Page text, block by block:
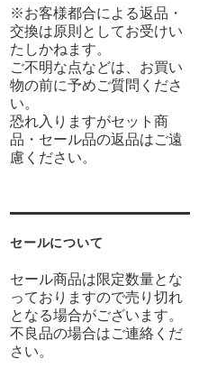
※お客様都合による返品・
交換は原則としてお受けい
たしかねます。
ご不明な点などは、お買い
物の前に予めご質問くださ
い。
恐れ入りますがセット商
品・セール品の返品はご遠
慮ください。
セールについて
セール商品は限定数量とな
っておりますので売り切れ
となる場合がございます。
不良品の場合はご連絡くだ
さい。